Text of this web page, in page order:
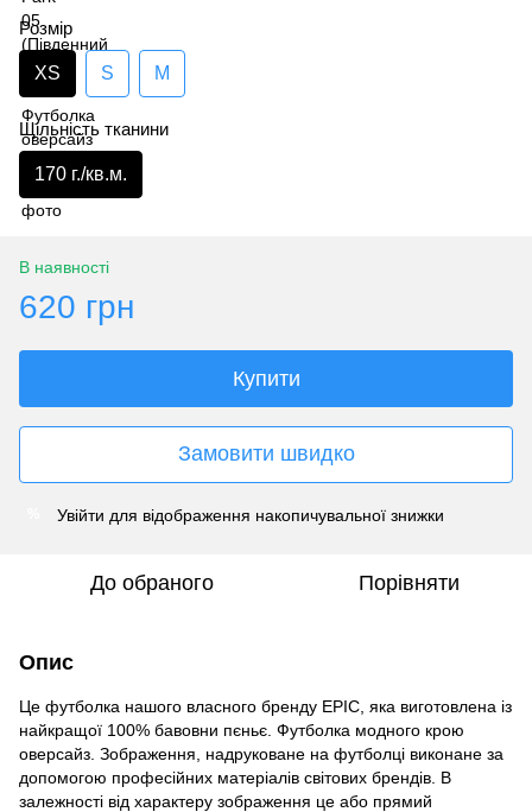
Розмір
XS S M
Щільність тканини
170 г./кв.м.
В наявності
620 грн
Купити
Замовити швидко
Увійти для відображення накопичувальної знижки
До обраного Порівняти
Опис
Це футболка нашого власного бренду EPIC, яка виготовлена із
найкращої 100% бавовни пєньє. Футболка модного крою
оверсайз. Зображення, надруковане на футболці виконане за
допомогою професійних матеріалів світових брендів. В
залежності від характеру зображення це або прямий